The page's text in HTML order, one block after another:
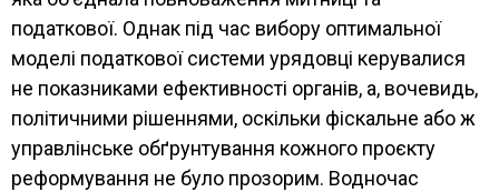
податкової. Однак під час вибору оптимальної
моделі податкової системи урядовці керувалися
не показниками ефективності органів, а, вочевидь,
політичними рішеннями, оскільки фіскальне або ж
управлінське обґрунтування кожного проєкту
реформування не було прозорим. Водночас